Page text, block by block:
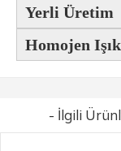
Yerli Üretim
Homojen Işık
- İlgili